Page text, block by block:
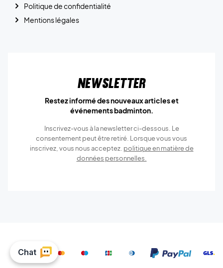
Politique de confidentialité
Mentions légales
Newsletter
Restez informé des nouveaux articles et
événements badminton.
Inscrivez-vous à la newsletter ci-dessous. Le
consentement peut être retiré. Lorsque vous vous
inscrivez, vous nous acceptez. politique en matière de
données personnelles.